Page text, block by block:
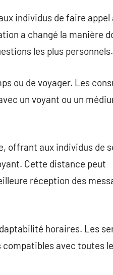
individus de faire appel
a changé la manière
les plus personnels.
ou de voyager. Les
un voyant ou un
offrant aux individus de
Cette distance peut
réception des
horaires. Les
avec toutes